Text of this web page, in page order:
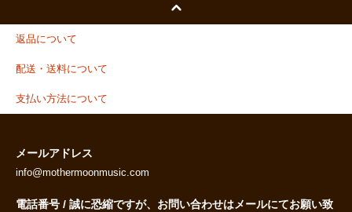
返品について
配送・送料について
支払い方法について
メールアドレス
info@mothermoonmusic.com
電話番号 / 誠に恐縮ですが、お問い合わせはメールにてお願い致